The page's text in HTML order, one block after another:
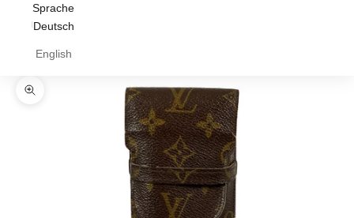
Sprache
Deutsch
English
Bild vergrößern